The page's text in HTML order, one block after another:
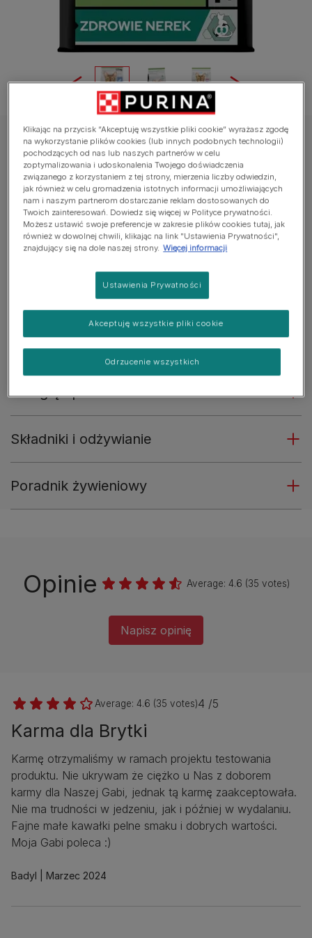
PRO PLAN®
PRO PLAN® STERILISED Adult RENAL
PLUS, Karma sucha dla kotów dorosłych po
zabiegu sterylizacji, z Królikiem
Average:4.6 ( 35votes)
Wspomaga pracę układu moczowego i
Zobacz więcej
Przegląd produktów
Składniki i odżywianie
Poradnik żywieniowy
Opinie Average: 4.6 (35 votes)
Napisz opinię
Average: 4.6 (35 votes)4 /5
Karma dla Brytki
Karmę otrzymaliśmy w ramach projektu testowania
produktu. Nie ukrywam że ciężko u Nas z doborem
karmy dla Naszej Gabi, jednak tą karmę zaakceptowała.
Nie ma trudności w jedzeniu, jak i później w wydalaniu.
Fajne małe kawałki pelne smaku i dobrych wartości.
Moja Gabi poleca :)
Badyl Marzec 2024
Klikając na przycisk “Akceptuję wszystkie pliki cookie” wyrażasz zgodę
na wykorzystanie plików cookies (lub innych podobnych technologii)
pochodzących od nas lub naszych partnerów w celu
zoptymalizowania i udoskonalenia Twojego doświadczenia
związanego z korzystaniem z tej strony, mierzenia liczby odwiedzin,
jak również w celu gromadzenia istotnych informacji umożliwiających
nam i naszym partnerom dostarczanie reklam dostosowanych do
Twoich zainteresowań. Dowiedz się więcej w Polityce prywatności.
Możesz ustawić swoje preferencje w zakresie plików cookies tutaj, jak
również w dowolnej chwili, klikając na link "Ustawienia Prywatności",
znajdujący się na dole naszej strony. Więcej informacji
Ustawienia Prywatności
Odrzucenie wszystkich
Akceptuję wszystkie pliki cookie